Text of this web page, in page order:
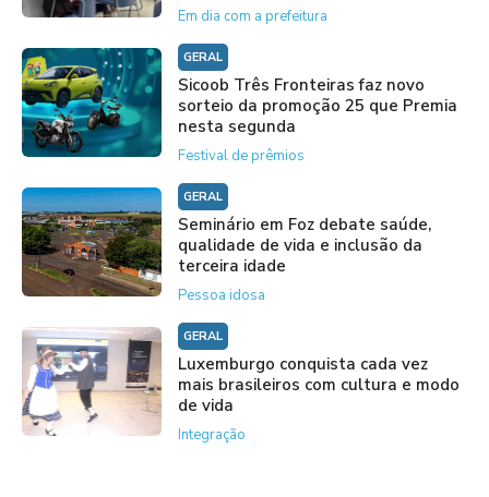
Em dia com a prefeitura
GERAL
Sicoob Três Fronteiras faz novo
sorteio da promoção 25 que Premia
nesta segunda
Festival de prêmios
GERAL
Seminário em Foz debate saúde,
qualidade de vida e inclusão da
terceira idade
Pessoa idosa
GERAL
Luxemburgo conquista cada vez
mais brasileiros com cultura e modo
de vida
Integração